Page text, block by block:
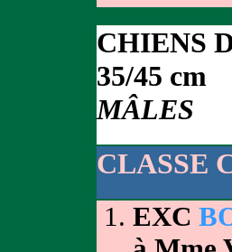
CHIENS
35/45 cm
MÂLES
CLASSE
EXC